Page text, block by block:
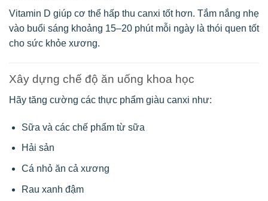
Vitamin D giúp cơ thể hấp thu canxi tốt hơn. Tắm nắng nhẹ
vào buổi sáng khoảng 15–20 phút mỗi ngày là thói quen tốt
cho sức khỏe xương.
Xây dựng chế độ ăn uống khoa học
Hãy tăng cường các thực phẩm giàu canxi như:
Sữa và các chế phẩm từ sữa
Hải sản
Cá nhỏ ăn cả xương
Rau xanh đậm